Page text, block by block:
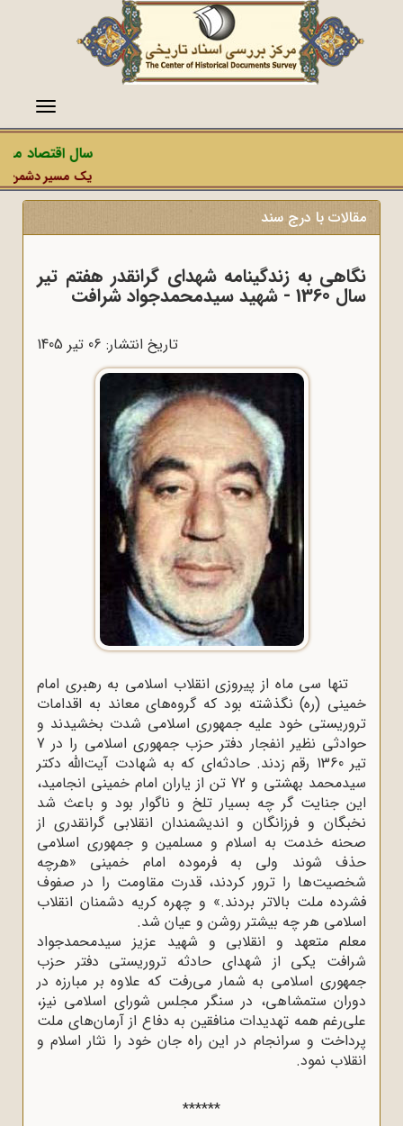
منو
سال اقتصاد
یک مسیر دشمن،
مقالات با درج سند
نگاهی به زندگینامه شهدای گرانقدر هفتم تیر
سال 1360 - شهید سیدمحمدجواد شرافت
تاریخ انتشار: 06 تير 1405
تنها سی ماه از پیروزی انقلاب اسلامی به رهبری امام
خمینی (ره) نگذشته بود که گروه‌های معاند به اقدامات
تروریستی خود علیه جمهوری اسلامی شدت بخشیدند و
حوادثی نظیر انفجار دفتر حزب جمهوری اسلامی را در 7
تیر 1360 رقم زدند. حادثه‌ای که به شهادت آیت‌الله دکتر
سیدمحمد بهشتی و 72 تن از یاران امام خمینی انجامید،
این جنایت گر چه بسیار تلخ و ناگوار بود و باعث شد
نخبگان و فرزانگان و اندیشمندان انقلابی گرانقدری از
صحنه خدمت به اسلام و مسلمین و جمهوری اسلامی
حذف شوند ولی به فرموده امام خمینی «هرچه
شخصیت‌ها را ترور کردند، قدرت مقاومت را در صفوف
فشرده ملت بالاتر بردند.» و چهره کریه دشمنان انقلاب
اسلامی هر چه بیشتر روشن و عیان شد.
معلم متعهد و انقلابی و شهید عزیز سیدمحمدجواد
شرافت یکی از شهدای حادثه تروریستی دفتر حزب
جمهوری اسلامی به شمار می‌رفت که علاوه بر مبارزه در
دوران ستمشاهی، در سنگر مجلس شورای اسلامی نیز،
علی‌رغم همه تهدیدات منافقین به دفاع از آرمان‌های ملت
پرداخت و سرانجام در این راه جان خود را نثار اسلام و
انقلاب نمود.
******